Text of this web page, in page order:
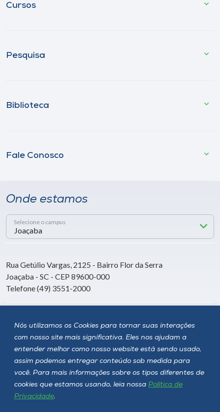
Nós utilizamos os Cookies para tornar suas interações
com nosso site mais significativa. Eles nos ajudam a
entender melhor como nosso website está sendo usado,
assim podemos entregar conteúdo sob medida para
você. Para mais informações sobre os tipos diferentes de
cookies que estamos usando, leia nossa Política de
Privacidade.
Cursos
Pesquisa
Biblioteca
Fale Conosco
Onde estamos
Selecione o campus
Rua Getúlio Vargas, 2125 - Bairro Flor da Serra
Joaçaba - SC - CEP 89600-000
Telefone (49) 3551-2000
Siga a Unoesc